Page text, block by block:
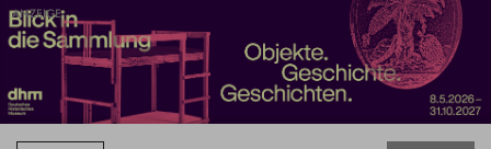
ANZEIGE